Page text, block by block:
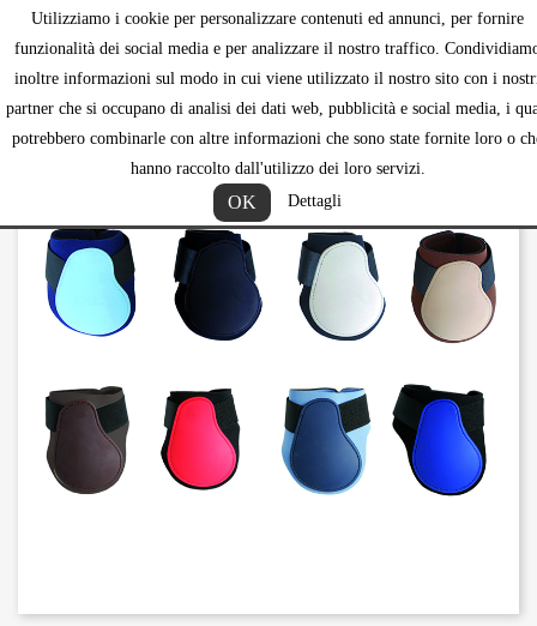
Utilizziamo i cookie per personalizzare contenuti ed annunci, per fornire
funzionalità dei social media e per analizzare il nostro traffico.
inoltre informazioni sul modo in cui viene utilizzato il nostro sito con i
partner che si occupano di analisi dei dati web, pubblicità e social media, i
potrebbero combinarle con altre informazioni che sono state fornite loro o
hanno raccolto dall'utilizzo dei loro servizi.
OK Dettagli
